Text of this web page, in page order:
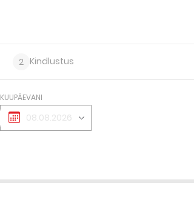
2 Kindlustus
KUUPÄEVANI